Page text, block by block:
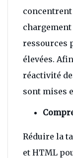
ressources
élevées.
réactivité
sont mises
Réduire la
et HTML